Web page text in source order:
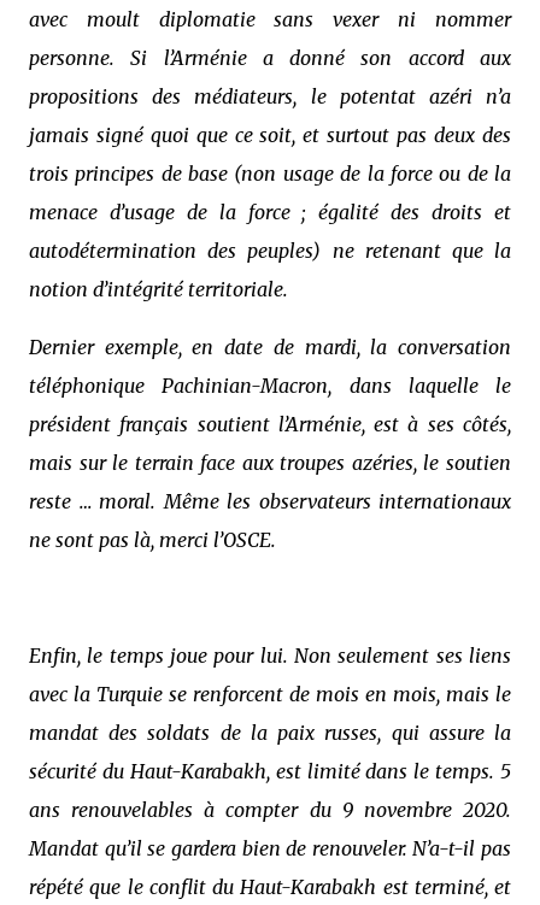
avec moult diplomatie sans vexer ni nommer
personne. Si l’Arménie a donné son accord aux
propositions des médiateurs, le potentat azéri n’a
jamais signé quoi que ce soit, et surtout pas deux des
trois principes de base (non usage de la force ou de la
menace d’usage de la force ; égalité des droits et
autodétermination des peuples) ne retenant que la
notion d’intégrité territoriale.
Dernier exemple, en date de mardi, la conversation
téléphonique Pachinian-Macron, dans laquelle le
président français soutient l’Arménie, est à ses côtés,
mais sur le terrain face aux troupes azéries, le soutien
reste … moral. Même les observateurs internationaux
ne sont pas là, merci l’OSCE.
Enfin, le temps joue pour lui. Non seulement ses liens
avec la Turquie se renforcent de mois en mois, mais le
mandat des soldats de la paix russes, qui assure la
sécurité du Haut-Karabakh, est limité dans le temps. 5
ans renouvelables à compter du 9 novembre 2020.
Mandat qu’il se gardera bien de renouveler. N’a-t-il pas
répété que le conflit du Haut-Karabakh est terminé, et